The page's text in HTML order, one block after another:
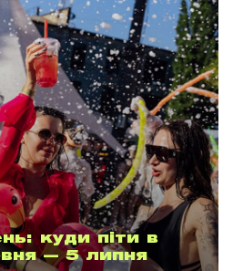
куди піти в
— 5 липня